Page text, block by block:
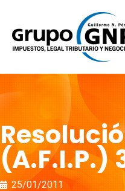
(A.F.I.P.)
25/01/2011